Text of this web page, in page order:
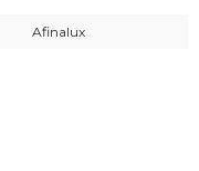
Afinalux